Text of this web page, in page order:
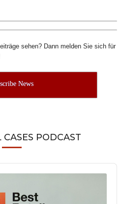
sehen? Dann melden Sie sich für
News
CASES PODCAST